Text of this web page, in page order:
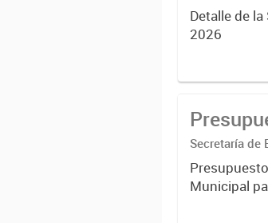
Detalle de
2026
Secretaría de
Municipal